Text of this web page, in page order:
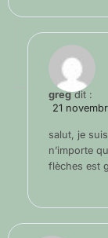
greg dit :
21
salut, je
n’importe
flèches est